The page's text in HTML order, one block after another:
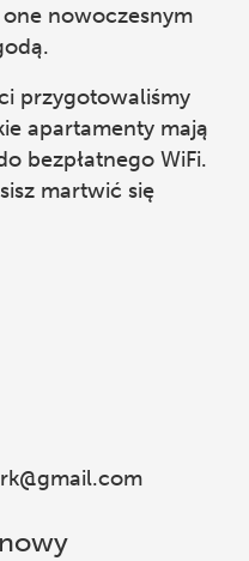
nowoczesnym
przygotowaliśmy
apartamenty mają
bezpłatnego WiFi.
martwić się